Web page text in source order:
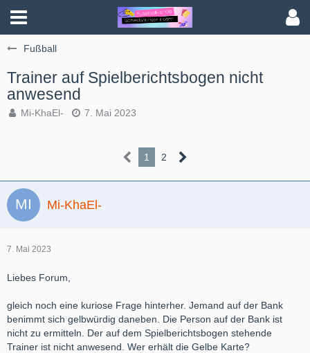
Fußball
Trainer auf Spielberichtsbogen nicht
anwesend
Mi-KhaEl- 7. Mai 2023
1 2
Mi-KhaEl-
7. Mai 2023
Liebes Forum,
gleich noch eine kuriose Frage hinterher. Jemand auf der Bank
benimmt sich gelbwürdig daneben. Die Person auf der Bank ist
nicht zu ermitteln. Der auf dem Spielberichtsbogen stehende
Trainer ist nicht anwesend. Wer erhält die Gelbe Karte?